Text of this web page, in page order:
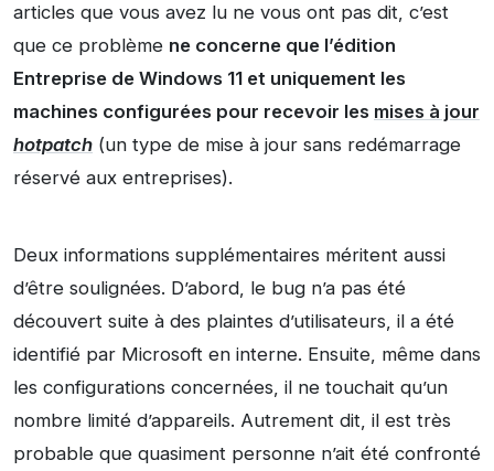
articles que vous avez lu ne vous ont pas dit, c’est
que ce problème ne concerne que l’édition
Entreprise de Windows 11 et uniquement les
machines configurées pour recevoir les mises à jour
hotpatch (un type de mise à jour sans redémarrage
réservé aux entreprises).
Deux informations supplémentaires méritent aussi
d’être soulignées. D’abord, le bug n’a pas été
découvert suite à des plaintes d’utilisateurs, il a été
identifié par Microsoft en interne. Ensuite, même dans
les configurations concernées, il ne touchait qu’un
nombre limité d’appareils. Autrement dit, il est très
probable que quasiment personne n’ait été confronté